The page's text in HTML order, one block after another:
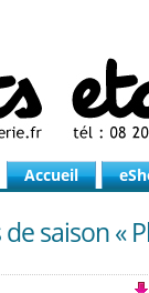
Accueil
saison «